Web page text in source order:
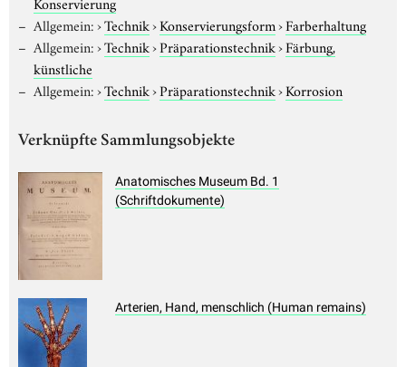
Allgemein:›Technik›Konservierungsform›Farberhaltung
Allgemein:›Technik›Präparationstechnik›Färbung,
künstliche
Allgemein:›Technik›Präparationstechnik›Korrosion
Verknüpfte Sammlungsobjekte
Anatomisches Museum Bd. 1
(Schriftdokumente)
Arterien, Hand, menschlich (Human remains)